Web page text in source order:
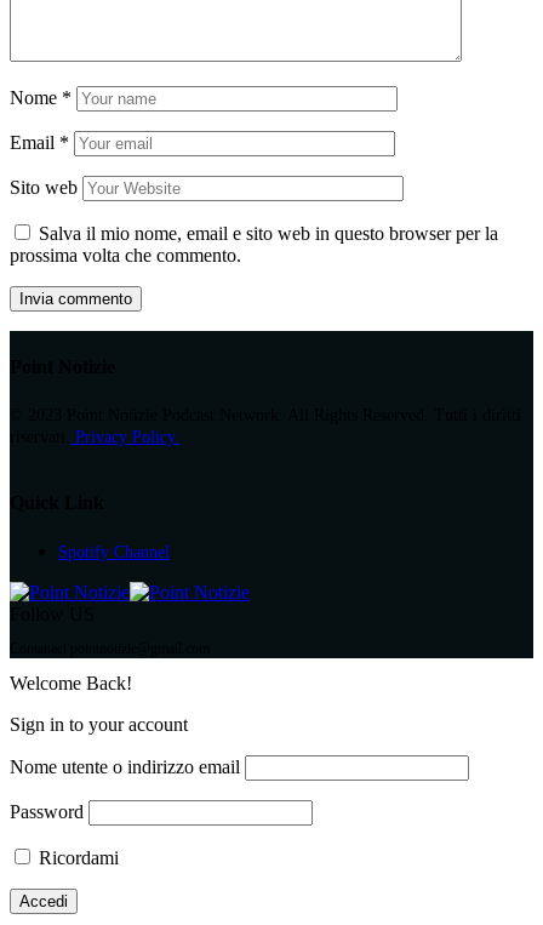
Nome *
Email *
Sito web
Salva il mio nome, email e sito web in questo browser per la
prossima volta che commento.
Privacy Policy.
Spotify Channel
Welcome Back!
Sign in to your account
Nome utente o indirizzo email
Password
Ricordami